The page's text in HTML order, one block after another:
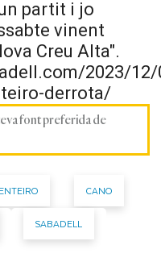
partit i jo
vinent
Creu Alta".
2023/
derrota/
font preferida de
CANO
SABADELL